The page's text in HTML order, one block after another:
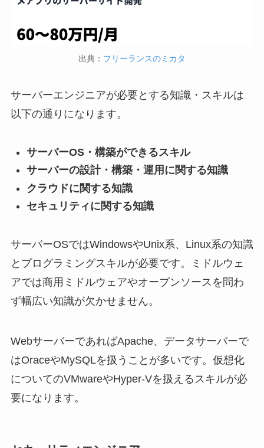
出典： フリーランスのミカタ
サーバーエンジニアが必要とする知識・スキルは
以下の通りになります。
サーバーOS・構築ができるスキル
サーバーの設計・構築・運用に関する知識
クラウドに関する知識
セキュリティに関する知識
サーバーOSではWindowsやUnix系、Linux系の知識
とプログラミングスキルが必要です。ミドルウェ
アでは商用ミドルウェアやオープンソースを問わ
ず幅広い知識が欠かせません。
WebサーバーであればApache、データサーバーで
はOraceやMySQLを扱うことが多いです。仮想化
についてのVMwareやHyper-Vを扱えるスキルが必
要になります。